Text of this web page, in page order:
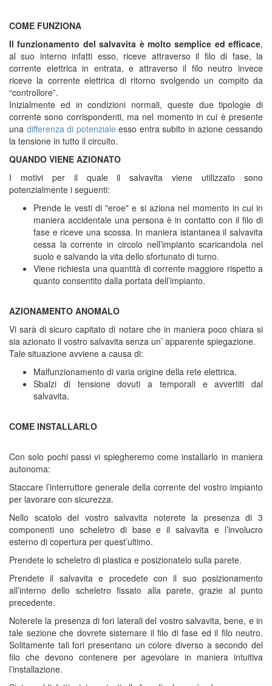
COME FUNZIONA
Il funzionamento del salvavita è molto semplice ed efficace,
al suo interno infatti esso, riceve attraverso il filo di fase, la
corrente elettrica in entrata, e attraverso il filo neutro invece
riceve la corrente elettrica di ritorno svolgendo un compito da
“controllore”.
Inizialmente ed in condizioni normali, queste due tipologie di
corrente sono corrispondenti, ma nel momento in cui è presente
una differenza di potenzialeesso entra subito in azione cessando
la tensione in tutto il circuito.
QUANDO VIENE AZIONATO
I motivi per il quale il salvavita viene utilizzato sono
potenzialmente i seguenti:
Prende le vesti di "eroe" e si aziona nel momento in cui in
maniera accidentale una persona è in contatto con il filo di
fase e riceve una scossa. In maniera istantanea il salvavita
cessa la corrente in circolo nell’impianto scaricandola nel
suolo e salvando la vita dello sfortunato di turno.
Viene richiesta una quantità di corrente maggiore rispetto a
quanto consentito dalla portata dell’impianto.
AZIONAMENTO ANOMALO
Vi sarà di sicuro capitato di notare che in maniera poco chiara si
sia azionato il vostro salvavita senza un’ apparente spiegazione.
Tale situazione avviene a causa di:
Malfunzionamento di varia origine della rete elettrica.
Sbalzi di tensione dovuti a temporali e avvertiti dal
salvavita.
COME INSTALLARLO
Con solo pochi passi vi spiegheremo come installarlo in maniera
autonoma:
Staccare l’interruttore generale della corrente del vostro impianto
per lavorare con sicurezza.
Nello scatolo del vostro salvavita noterete la presenza di 3
componenti uno scheletro di base e il salvavita e l’involucro
esterno di copertura per quest’ultimo.
Prendete lo scheletro di plastica e posizionatelo sulla parete.
Prendete il salvavita e procedete con il suo posizionamento
all’interno dello scheletro fissato alla parete, grazie al punto
precedente.
Noterete la presenza di fori laterali del vostro salvavita, bene, e in
tale sezione che dovrete sistemare il filo di fase ed il filo neutro.
Solitamente tali fori presentano un colore diverso a secondo del
filo che devono contenere per agevolare in maniera intuitiva
l’installazione.